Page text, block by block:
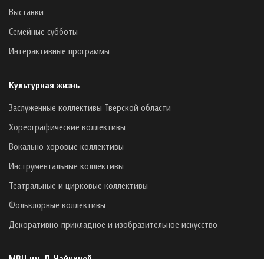
Выставки
Семейные субботы
Интерактивные программы
Культурная жизнь
Заслуженные коллективы Тверской области
Хореографические коллективы
Вокально-хоровые коллективы
Инструментальные коллективы
Театральные и цирковые коллективы
Фольклорные коллективы
Декоративно-прикладное и изобразительное искусство